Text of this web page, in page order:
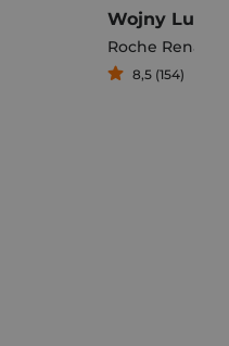
Wojny
Roche Renaud
8,5 (154)